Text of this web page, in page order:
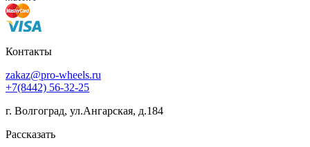
Контакты
zakaz@pro-wheels.ru
+7(8442) 56-32-25
г. Волгоград, ул.Ангарская, д.184
Рассказать